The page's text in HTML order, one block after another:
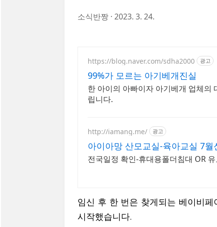
소식반짱 2023. 3. 24.
https://blog.naver.com/sdha2000 광고
99%가 모르는 아기베개진실
한 아이의 아빠이자 아기베개 업체의
립니다.
http://iamang.me/ 광고
아이아망 산모교실-육아교실 7
전국일정 확인-휴대용폴더침대 OR
임신 후 한 번은 찾게되는 베이비
시작했습니다.